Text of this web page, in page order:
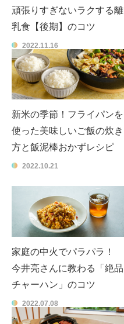
頑張りすぎないラクする離
乳食【後期】のコツ
2022.11.16
新米の季節！フライパンを
使った美味しいご飯の炊き
方と飯泥棒おかずレシピ
2022.10.21
家庭の中火でパラパラ！
今井亮さんに教わる「絶品
チャーハン」のコツ
2022.07.08